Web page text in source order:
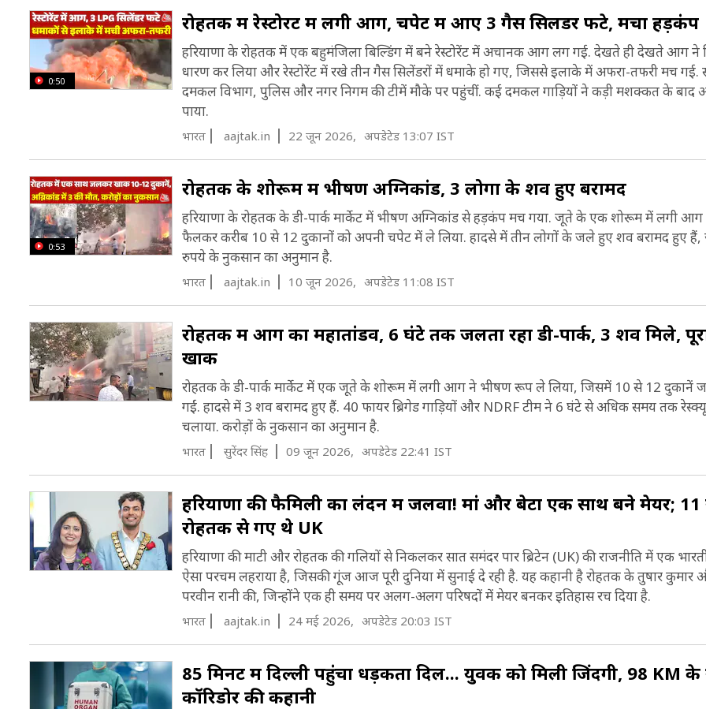
है. ऐसा कहा जाता है कि शहर के अस्तित्व में आने से पहले, यह
के पेड़ों के जंगल का स्थल था और इसलिए इसका नाम रोहतक
(Rohtak Naming).
ऐतिहासिक तौर पर रोहतक जिले के क्षेत्रों में कई बदलाव हुए.
सम्राट अकबर के दौरान रोहतक के क्षेत्र दिल्ली की सरकार और
फिरुका के भीतर थे. वर्तमान रोहतक जिले का गठन 1824 में
खरखोदा-मंडोठी, रोहतक, बेरी और महम-भिवानी तहसीलों
किया गया. 1884 तक रोहतक जिला हिसार डीविजन का हिस्सा
जिसके बाद इसे दिल्ली डीविजन में मिला दिया गया. जुलाई,
रोहतक जिले को रोहतक और झज्जर जिलों में विभाजित
(Rohtak History).
रोहतक जिले की अर्थव्यवस्था मुख्य रूप से कृषि पर आधारित
गतिविधियों में लगे हुए हैं, 7.68% कुटीर और घरेलू उद्योगों में
अन्य गतिविधियों में लगे हुए हैं. शिक्षा और स्वास्थ्य शहर में
क्षेत्र हैं. यह शहर दुनिया की अग्रणी सटीक पेंच निर्माण
डेयरियां और एक चीनी मिल है. रोहतक शहर कपड़ा और सोने
आभूषण बनाने का एक क्षेत्रीय केंद्र भी है (Rohtak
0:50
रोहतक में रेस्टोरेंट में लगी आग, चपेट में आए 3 गैस सिलेंडर फटे, मचा हड़कंप
हरियाणा के रोहतक में एक बहुमंजिला बिल्डिंग में बने रेस्टोरेंट में अचानक आग लग गई. देखते ही देखते आग ने
धारण कर लिया और रेस्टोरेंट में रखे तीन गैस सिलेंडरों में धमाके हो गए, जिससे इलाके में अफरा-तफरी मच गई.
दमकल विभाग, पुलिस और नगर निगम की टीमें मौके पर पहुंचीं. कई दमकल गाड़ियों ने कड़ी मशक्कत के बाद
पाया.
भारत aajtak.in 22 जून 2026, अपडेटेड 13:07 IST
0:53
रोहतक के शोरूम में भीषण अग्निकांड, 3 लोगों के शव हुए बरामद
हरियाणा के रोहतक के डी-पार्क मार्केट में भीषण अग्निकांड से हड़कंप मच गया. जूते के एक शोरूम में लगी
फैलकर करीब 10 से 12 दुकानों को अपनी चपेट में ले लिया. हादसे में तीन लोगों के जले हुए शव बरामद हुए हैं,
रुपये के नुकसान का अनुमान है.
भारत aajtak.in 10 जून 2026, अपडेटेड 11:08 IST
रोहतक में आग का महातांडव, 6 घंटे तक जलता रहा डी-पार्क, 3 शव मिले,
खाक
रोहतक के डी-पार्क मार्केट में एक जूते के शोरूम में लगी आग ने भीषण रूप ले लिया, जिसमें 10 से 12 दुकानें
गईं. हादसे में 3 शव बरामद हुए हैं. 40 फायर ब्रिगेड गाड़ियों और NDRF टीम ने 6 घंटे से अधिक समय तक
चलाया. करोड़ों के नुकसान का अनुमान है.
भारत सुरेंदर सिंह 09 जून 2026, अपडेटेड 22:41 IST
हरियाणा की फैमिली का लंदन में जलवा! मां और बेटा एक साथ बने मेयर;
रोहतक से गए थे UK
हरियाणा की माटी और रोहतक की गलियों से निकलकर सात समंदर पार ब्रिटेन (UK) की राजनीति में एक
ऐसा परचम लहराया है, जिसकी गूंज आज पूरी दुनिया में सुनाई दे रही है. यह कहानी है रोहतक के तुषार कुमार
परवीन रानी की, जिन्होंने एक ही समय पर अलग-अलग परिषदों में मेयर बनकर इतिहास रच दिया है.
भारत aajtak.in 24 मई 2026, अपडेटेड 20:03 IST
85 मिनट में दिल्ली पहुंचा धड़कता दिल... युवक को मिली जिंदगी, 98 KM के
कॉरिडोर की कहानी